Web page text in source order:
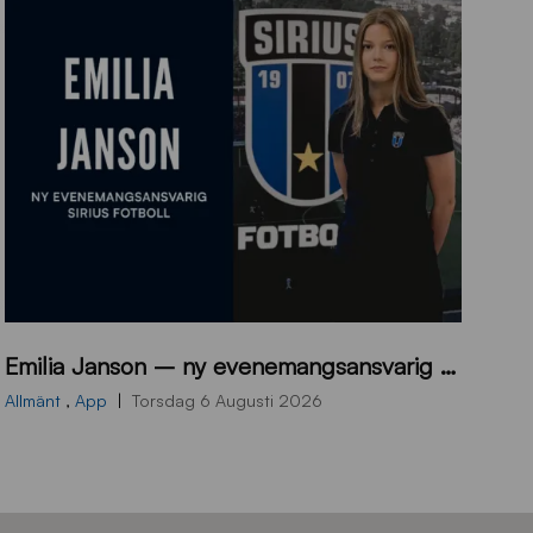
0
0
Emilia Janson – ny evenemangsansvarig för Sirius Fotboll
Allmänt , App Torsdag 6 Augusti 2026